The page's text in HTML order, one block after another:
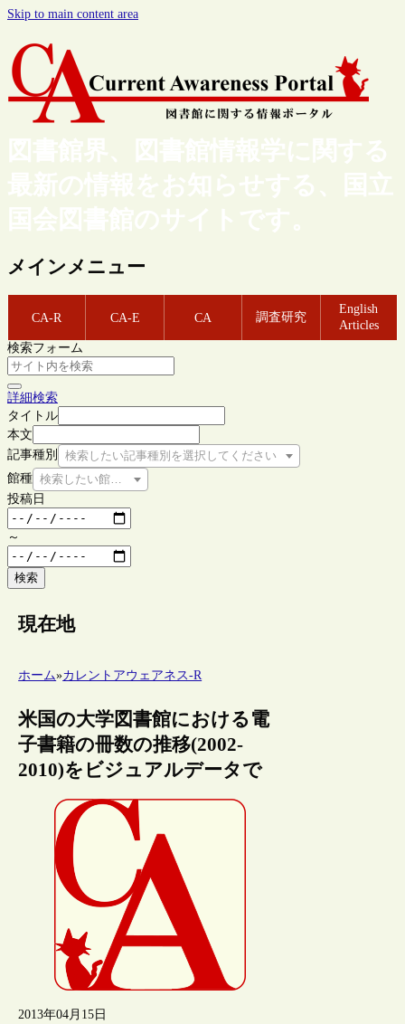
Skip to main content area
図書館界、図書館情報学に関する
最新の情報をお知らせする、国立
国会図書館のサイトです。
メインメニュー
CA-R CA-E CA 調査研究
English
Articles
検索フォーム
詳細検索
タイトル
本文
記事種別
検索したい記事種別を選択してください
館種 検索したい館種を選択してください
投稿日
～
検索
現在地
ホーム»カレントアウェアネス-R
米国の大学図書館における電
子書籍の冊数の推移(2002-
2010)をビジュアルデータで
2013年04月15日